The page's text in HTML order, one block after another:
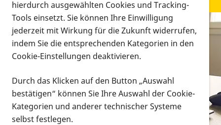
Infomaterial
Infomaterial
Vorlesen
Alle Infomaterialien in verschiedenen
Formaten an einem Ort
hierdurch ausgewählten Cookies und Tracking-
Tools einsetzt. Sie können Ihre Einwilligung
jederzeit mit Wirkung für die Zukunft widerrufen,
indem Sie die entsprechenden Kategorien in den
Cookie-Einstellungen deaktivieren.
Durch das Klicken auf den Button „Auswahl
bestätigen“ können Sie Ihre Auswahl der Cookie-
Kategorien und anderer technischer Systeme
selbst festlegen.